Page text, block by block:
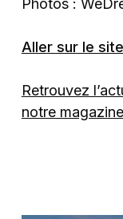
Aller sur le
Retrouvez
notre magazine